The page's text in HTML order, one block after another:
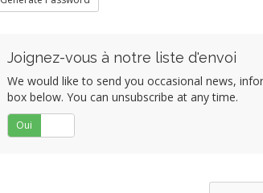
Joignez-vous à notre liste d'envoi
We would like to send you occasional news,
box below. You can unsubscribe at any time.
Oui